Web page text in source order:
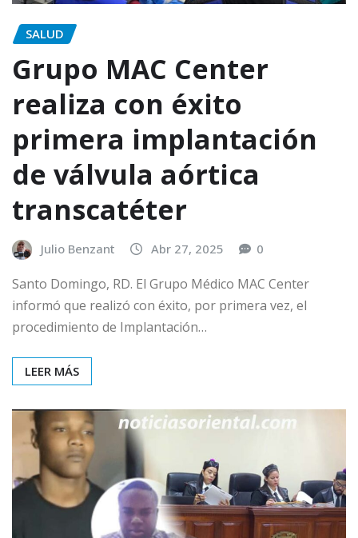
SALUD
Grupo MAC Center
realiza con éxito
primera implantación
de válvula aórtica
transcatéter
Julio Benzant Abr 27, 2025 0
Santo Domingo, RD. El Grupo Médico MAC Center
informó que realizó con éxito, por primera vez, el
procedimiento de Implantación…
LEER MÁS